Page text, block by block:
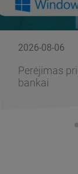
2026-08-06
Perėjimas
bankai